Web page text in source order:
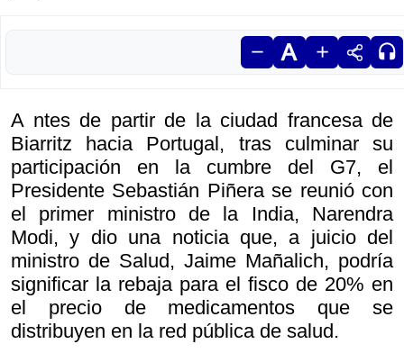
A ntes de partir de la ciudad francesa de
Biarritz hacia Portugal, tras culminar su
participación en la cumbre del G7, el
Presidente Sebastián Piñera se reunió con
el primer ministro de la India, Narendra
Modi, y dio una noticia que, a juicio del
ministro de Salud, Jaime Mañalich, podría
significar la rebaja para el fisco de 20% en
el precio de medicamentos que se
distribuyen en la red pública de salud.